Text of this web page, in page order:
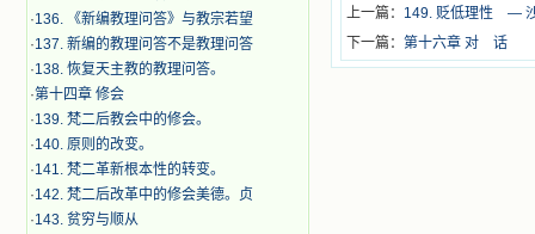
·136. 《新编教理问答》与教宗若望
·137. 新编的教理问答不是教理问答
·138. 恢复天主教的教理问答。
·第十四章 修会
·139. 梵二后教会中的修会。
·140. 原则的改变。
·141. 梵二革新根本性的转变。
·142. 梵二后改革中的修会美德。贞
·143. 贫穷与顺从
上一篇： 149. 贬低理性 — 沙
下一篇： 第十六章 对 话